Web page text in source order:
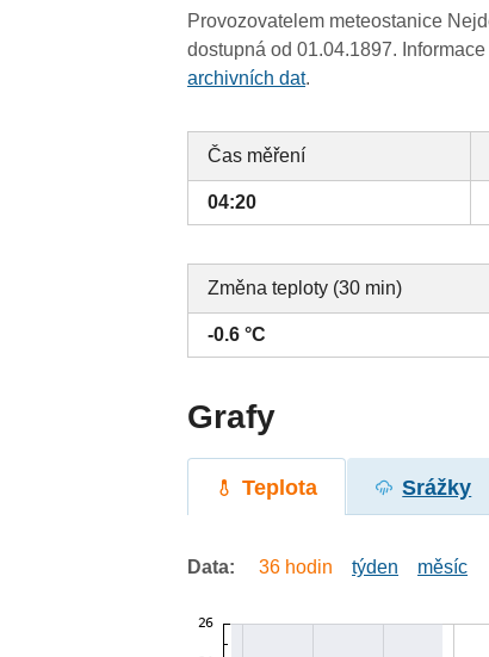
Provozovatelem meteostanice
dostupná od 01.04.1897.
archivních dat.
Čas měření
04:20
Změna teploty (30 min)
-0.6 °C
Grafy
Teplota Srážky
Data: 36 hodin týden měsíc